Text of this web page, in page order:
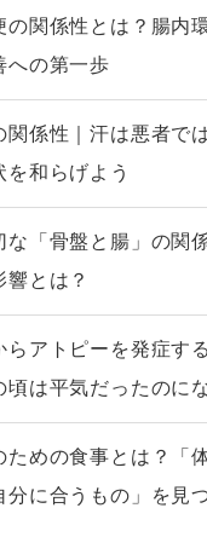
の関係性とは？腸内
への第一歩
関係性｜汗は悪者で
を和らげよう
な「骨盤と腸」の関
とは？
らアトピーを発症す
頃は平気だったのに
ための食事とは？「
分に合うもの」を見